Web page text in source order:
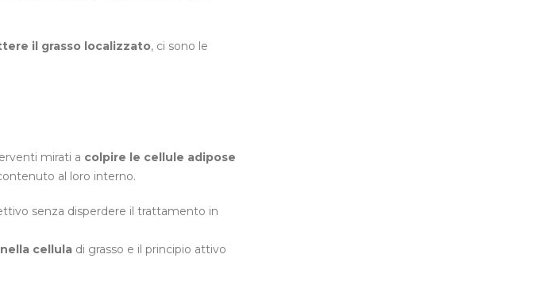
il grasso localizzato, ci sono le
mirati a colpire le cellule adipose
al loro interno.
senza disperdere il trattamento in
cellula di grasso e il principio attivo